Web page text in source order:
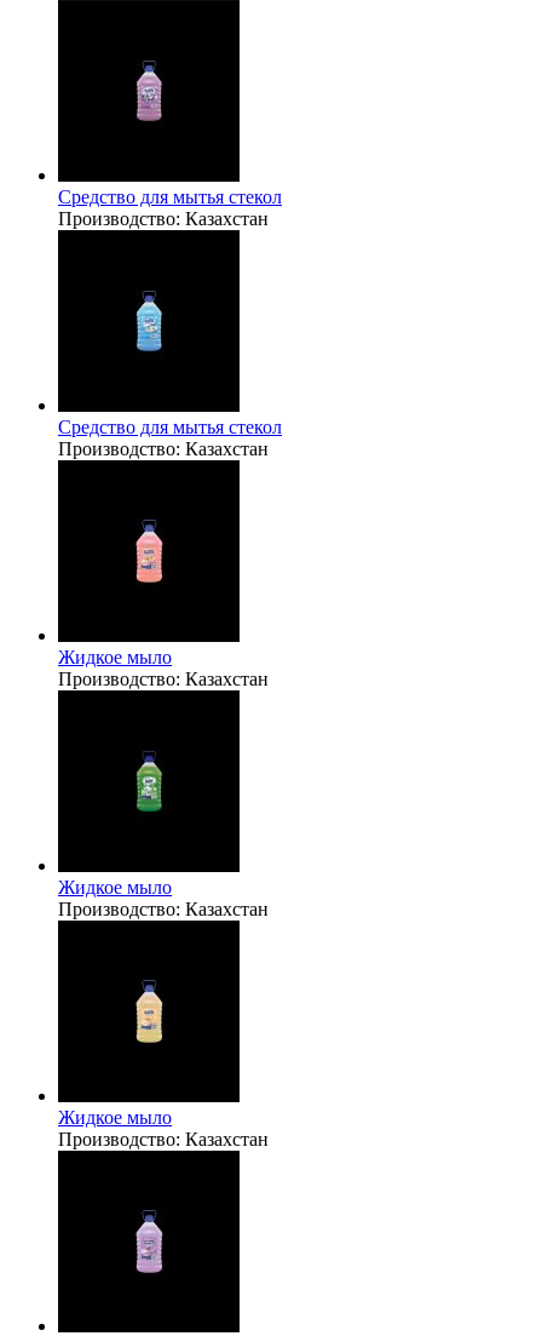
Средство для мытья стекол
Производство: Казахстан
Средство для мытья стекол
Производство: Казахстан
Жидкое мыло
Производство: Казахстан
Жидкое мыло
Производство: Казахстан
Жидкое мыло
Производство: Казахстан